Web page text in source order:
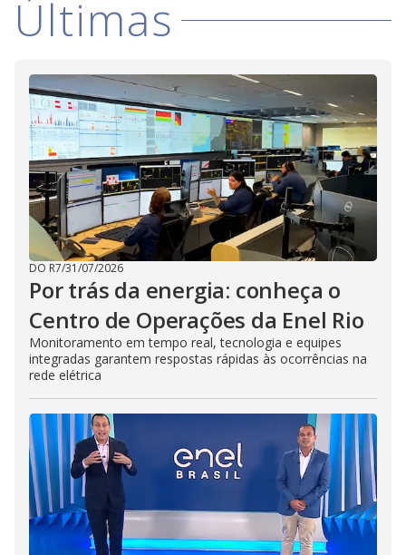
i
d
e
o
Últimas
DO R7/31/07/2026
Por trás da energia: conheça o
Centro de Operações da Enel Rio
Monitoramento em tempo real, tecnologia e equipes
integradas garantem respostas rápidas às ocorrências na
rede elétrica